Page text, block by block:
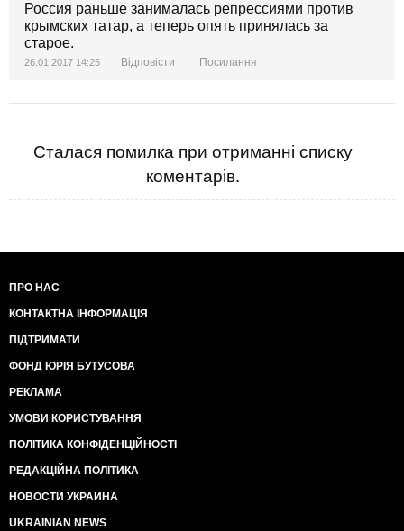
Россия раньше занималась репрессиями против
крымских татар, а теперь опять принялась за
старое.
26.01.2017 14:25 Відповісти Посилання
Сталася помилка при отриманні списку
коментарів.
ПРО НАС
КОНТАКТНА ІНФОРМАЦІЯ
ПІДТРИМАТИ
ФОНД ЮРІЯ БУТУСОВА
РЕКЛАМА
УМОВИ КОРИСТУВАННЯ
ПОЛІТИКА КОНФІДЕНЦІЙНОСТІ
РЕДАКЦІЙНА ПОЛІТИКА
НОВОСТИ УКРАИНА
UKRAINIAN NEWS